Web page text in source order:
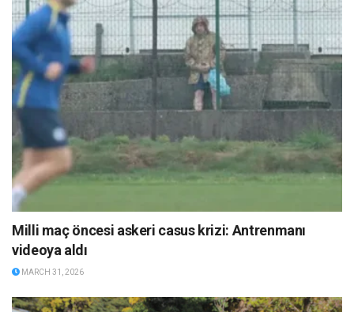
Milli maç öncesi askeri casus krizi: Antrenmanı
videoya aldı
MARCH 31, 2026